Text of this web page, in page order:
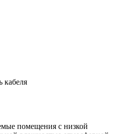
кабеля
помещения с низкой